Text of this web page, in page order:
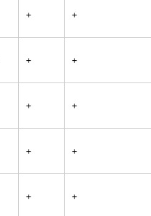
+ +
+ +
+ +
+ +
+ +